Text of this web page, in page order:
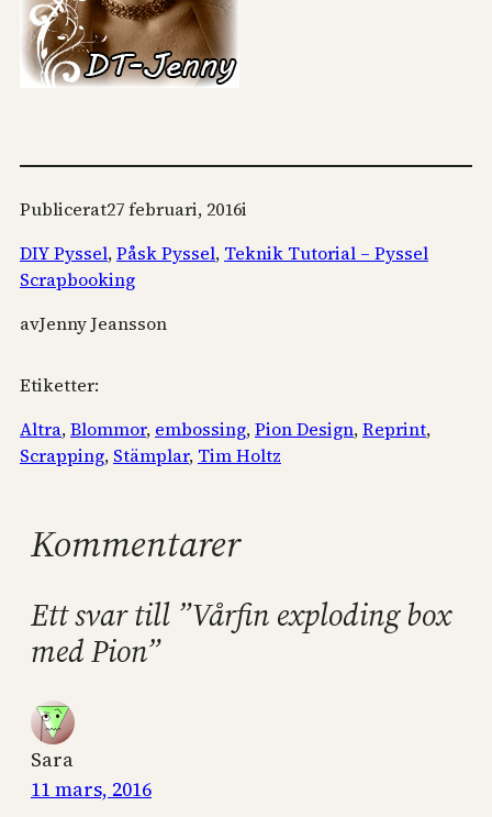
Publicerat27 februari, 2016i
DIY Pyssel, Påsk Pyssel, Teknik Tutorial – Pyssel
Scrapbooking
avJenny Jeansson
Etiketter:
Altra, Blommor, embossing, Pion Design, Reprint
Scrapping, Stämplar, Tim Holtz
Kommentarer
Ett svar till ”Vårfin exploding box
med Pion”
Sara
11 mars, 2016